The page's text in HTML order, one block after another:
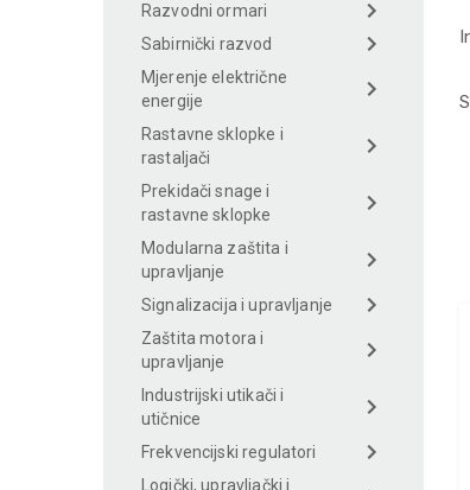
Razvodni ormari
Sabirnički razvod
Mjerenje električne
energije
Rastavne sklopke i
rastaljači
Prekidači snage i
rastavne sklopke
Modularna zaštita i
upravljanje
Signalizacija i upravljanje
Zaštita motora i
upravljanje
Industrijski utikači i
utičnice
Frekvencijski regulatori
Logički, upravljački i